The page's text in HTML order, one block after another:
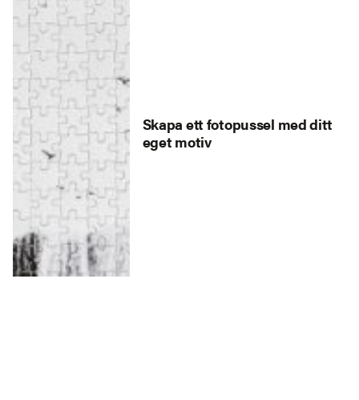
Skapa ett fotopussel med ditt
eget motiv